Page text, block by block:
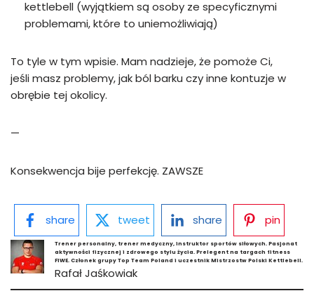
kettlebell (wyjątkiem są osoby ze specyficznymi
problemami, które to uniemożliwiają)
To tyle w tym wpisie. Mam nadzieje, że pomoże Ci,
jeśli masz problemy, jak ból barku czy inne kontuzje w
obrębie tej okolicy.
—
Konsekwencja bije perfekcję. ZAWSZE
share tweet share pin
Trener personalny, trener medyczny, instruktor sportów siłowych. Pasjonat
aktywności fizycznej i zdrowego stylu życia. Prelegent na targach fitness
FIWE. Członek grupy Top Team Poland i uczestnik Mistrzostw Polski Kettlebell.
Rafał Jaśkowiak